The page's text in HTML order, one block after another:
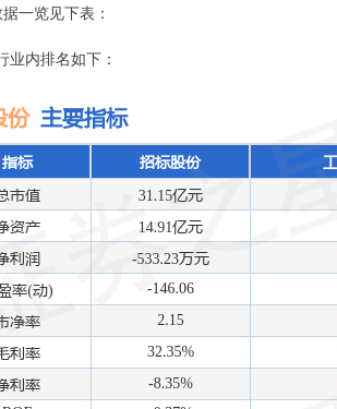
一览见下表：
业内排名如下：